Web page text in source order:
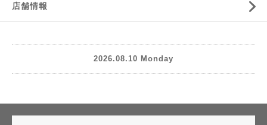
店舗情報
2026.08.10 Monday